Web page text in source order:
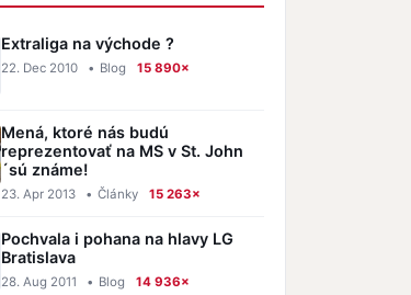
Extraliga na východe ?
22. Dec 2010 • Blog 15 890×
Mená, ktoré nás budú
reprezentovať na MS v St. John
´sú známe!
23. Apr 2013 • Články 15 263×
Pochvala i pohana na hlavy LG
Bratislava
28. Aug 2011 • Blog 14 936×